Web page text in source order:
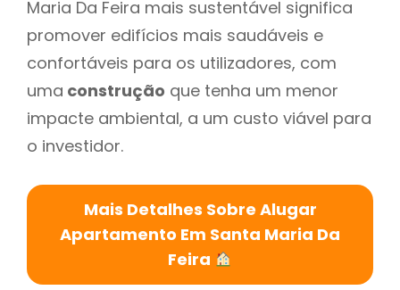
Maria Da Feira mais sustentável significa
promover edifícios mais saudáveis e
confortáveis para os utilizadores, com
uma construção que tenha um menor
impacte ambiental, a um custo viável para
o investidor.
Mais Detalhes Sobre Alugar
Apartamento Em Santa Maria Da
Feira